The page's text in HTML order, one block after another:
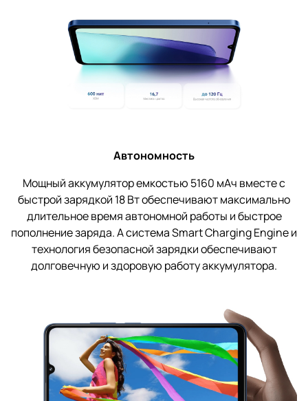
Автономность
Мощный аккумулятор емкостью 5160 мАч вместе с
быстрой зарядкой 18 Вт обеспечивают максимально
длительное время автономной работы и быстрое
пополнение заряда. А система Smart Charging Engine и
технология безопасной зарядки обеспечивают
долговечную и здоровую работу аккумулятора.